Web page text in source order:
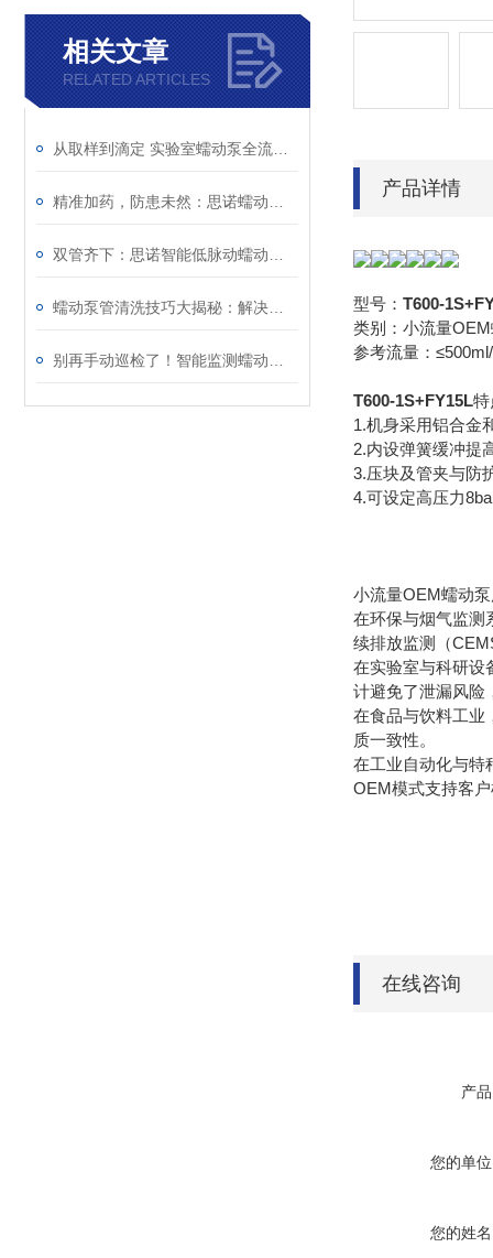
相关文章
RELATED ARTICLES
产品详情
型号： T600-
类别：小流量
参考流量：
T600-1S+FY15L特
1.机身采用铝合金
2.内设弹簧缓冲提
3.压块及管夹与防
4.可设定高压力
小流量OEM蠕动
在‌环保与烟气监测
续排放监测（
在‌实验室与科研设
计避免了泄漏风险
在‌食品与饮料工业‌
质一致性。
在‌工业自动化与特
OEM模式支持客
在线咨询
产
您的单
您的姓